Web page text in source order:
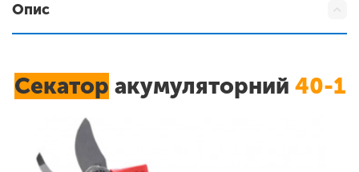
Опис
Секатор акумуляторний 40-1